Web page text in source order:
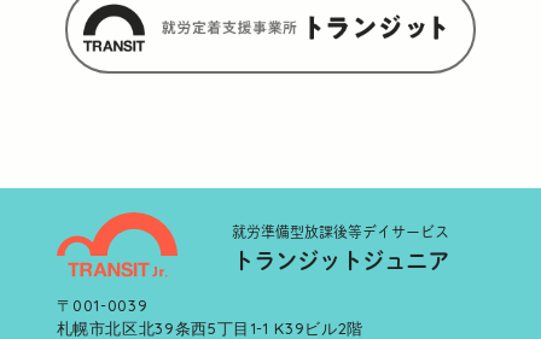
就労準備型放課後等デイサービス
トランジットジュニア
〒001-0039
札幌市北区北39条西5丁目1-1 K39ビル2階